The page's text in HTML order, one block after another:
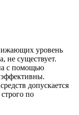
уровень
не существует.
с помощью
эффективны.
допускается
по